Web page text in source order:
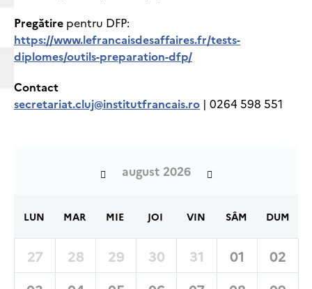
Pregătire pentru DFP:
https://www.lefrancaisdesaffaires.fr/tests-
diplomes/outils-preparation-dfp/
Contact
secretariat.cluj@institutfrancais.ro | 0264 598 551
august 2026
LUN MAR MIE JOI VIN SÂM DUM
27 28 29 30 31 01
02